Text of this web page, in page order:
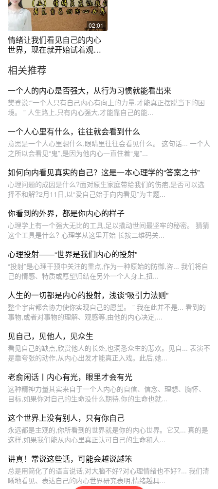
02:01
情绪让我们看见自己的内心
世界，现在就开始试着观察
相关推荐
一个人的内心是否强大，从行为习惯就能看出来
樊登说:“一个人只有自己内心有向上的力量,才能真正摆脱当下的困
境。 ” 人生路上,只有内心强大,才能靠自己的能...
一个人心里有什么，往往就会看到什么
意思是一个人心里想什么,眼睛里往往会看见什么。 这句话... 一个人
之所以会看见“鬼”,是因为他内心一直住着“鬼”...
如何向内看见真实的自己？这是一本心理学的“答案之书”
心理问题的成因是什么?面对原生家庭带给我们的伤疤,是否可以选
择不和解?2月11日,以“爱自己始于向内看见”为主题...
你看到的外界，都是你内心的样子
心理学上有一个强大无比的工具,足以撬动世间最坚牢的秘密。 猜猜
这个工具是什么? 心理学从这里开始 长按二维码关...
心理投射——“世界是我们内心的投射”
“投射”是心理干预中关注的重点,作为一种原始的防御,咨... 我们将自
己的情感、特质或愿望归结在另外一个人身上,扭...
人生的一切都是内心的投射，浅谈“吸引力法则”
整个宇宙都会协力使你实现自己的愿望。 ” 我在此并不是... 看到的
事物,或者对事物的理解、观感等,由他的内心决定,...
见自己，见他人，见众生
看见自己的缺点,欣赏他人的长处,也洞悉众生的悲欢。见自... 表演不
是靠夸张的动作,从内心出发才能真正入戏。此后,她...
老俞闲话丨内心有光，眼里才会有光
这种精神力量其实来自于一个人内心的自信、信念、理想、胸怀、
目标,如果你对自己的生命没什么期待,你的生命也就...
这个世界上没有别人，只有你自己
永远都是主观的,你所看到的世界就是你的内心世界。它又... 真的是
这样,如果我们能从内心里真正认可自己的生命和人...
讲真！常说这些话，可能会越说越笨
总是用简化了的语言说话,对大脑不好?对心理情绪也不好?... 我们清
晰地看见、表达自己的内心世界研究表明,情绪越具...